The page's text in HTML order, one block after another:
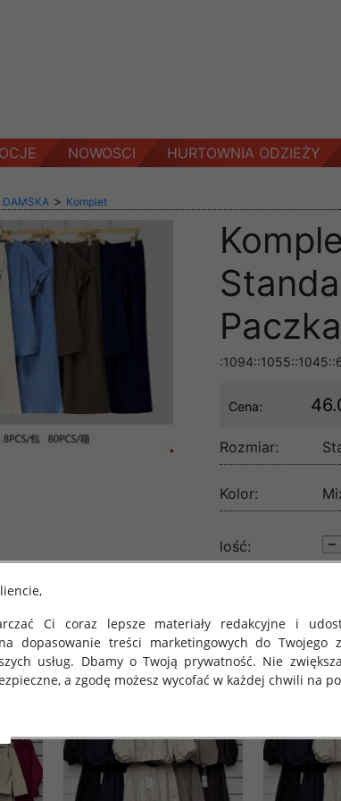
NOWOSCI HURTOWNIA ODZIEŻY
DAMSKA > Komplet
Cena:
Rozmiar:
Kolor:
lość:
Ci coraz lepsze materiały redakcyjne i
dopasowanie treści marketingowych do Twojego
usług. Dbamy o Twoją prywatność. Nie
a zgodę możesz wycofać w każdej chwili na
obowiązuje Rozporządzenie Parlamentu
ochrony osób fizycznych w związku z
takich danych oraz uchylenia dyrektywy 95/46/WE
o Ochronie Danych"). W związku z
danych oraz zasadach, na jakich odbywa się to po